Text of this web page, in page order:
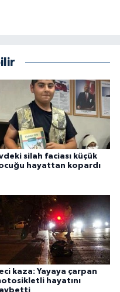
silah faciası küçük
hayattan kopardı
kaza: Yayaya çarpan
hayatını